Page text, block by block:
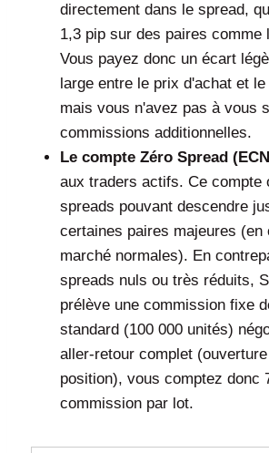
directement dans le spread,
1,3 pip sur des paires comme
Vous payez donc un écart
large entre le prix d'achat et
mais vous n'avez pas à vous
commissions additionnelles.
Le compte Zéro Spread
aux traders actifs. Ce compte
spreads pouvant descendre
certaines paires majeures (en
marché normales). En
spreads nuls ou très réduits,
prélève une commission fixe
standard (100 000 unités)
aller-retour complet
position), vous comptez donc
commission par lot.